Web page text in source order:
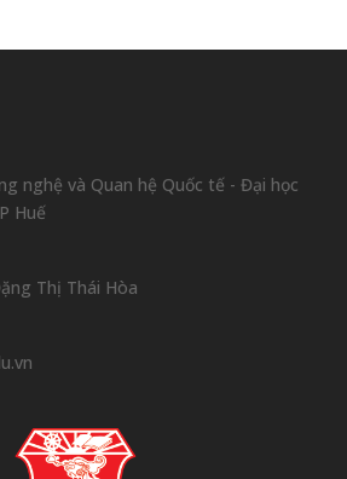
nghệ và Quan hệ Quốc tế - Đại học
Huế
Thị Thái Hòa